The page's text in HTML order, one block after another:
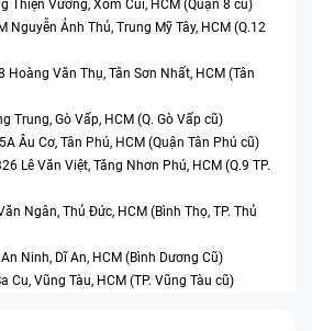
Thiện Vương, Xóm Củi, HCM (Quận 8 cũ)
Nguyễn Ảnh Thủ, Trung Mỹ Tây, HCM (Q.12
Hoàng Văn Thụ, Tân Sơn Nhất, HCM (Tân
Trung, Gò Vấp, HCM (Q. Gò Vấp cũ)
Âu Cơ, Tân Phú, HCM (Quận Tân Phú cũ)
Lê Văn Việt, Tăng Nhơn Phú, HCM (Q.9 TP.
Ngân, Thủ Đức, HCM (Bình Thọ, TP. Thủ
Ninh, Dĩ An, HCM (Bình Dương Cũ)
Cu, Vũng Tàu, HCM (TP. Vũng Tàu cũ)